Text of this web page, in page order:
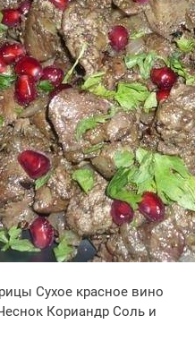
Сухое красное вино
Кориандр Соль и